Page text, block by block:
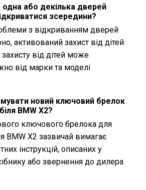
або декілька дверей
зсередини?
з відкриванням дверей
активований захист від дітей.
від дітей може
від марки та моделі
новий ключовий брелок
BMW X2?
ключового брелока для
BMW X2 зазвичай вимагає
інструкцій, описаних у
або звернення до дилера